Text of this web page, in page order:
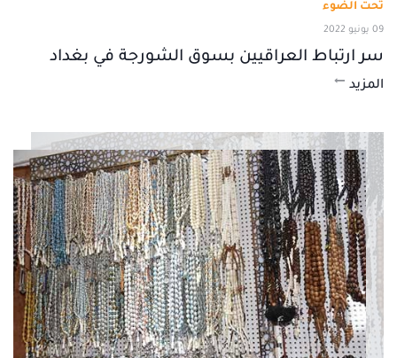
تحت الضوء
09 يونيو 2022
سر ارتباط العراقيين بسوق الشورجة في بغداد
المزيد